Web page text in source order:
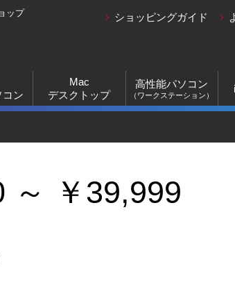
ップ
コン
Mac
デスクトップ
高性能パソコン
（ワークステーション）
ショッピングガイド
～ ￥39,999